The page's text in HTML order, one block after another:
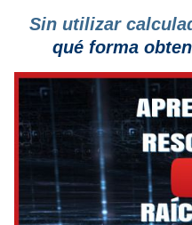
Sin utilizar
qué forma